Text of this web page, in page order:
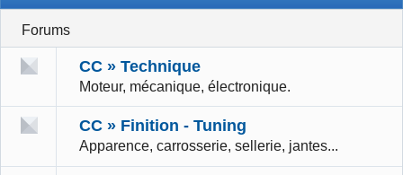
Forums
CC » Technique
Moteur, mécanique, électronique.
CC » Finition - Tuning
Apparence, carrosserie, sellerie, jantes...